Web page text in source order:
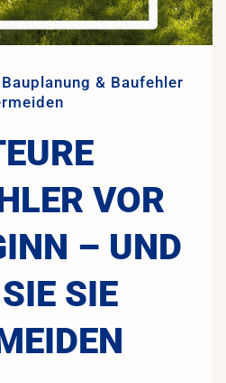
Bauplanung & Baufehler
VOR
– UND
SIE